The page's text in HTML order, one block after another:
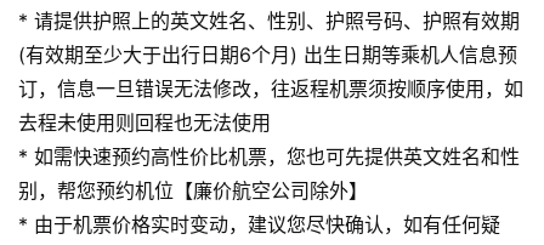
* 请提供护照上的英文姓名、性别、护照号码、护照有效期
(有效期至少大于出行日期6个月) 出生日期等乘机人信息预
订，信息一旦错误无法修改，往返程机票须按顺序使用，如
去程未使用则回程也无法使用
* 如需快速预约高性价比机票，您也可先提供英文姓名和性
别，帮您预约机位【廉价航空公司除外】
* 由于机票价格实时变动，建议您尽快确认，如有任何疑